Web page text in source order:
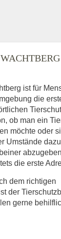
ist für
die
ob man ein
möchte oder
Umstände
die erste
dem richtigen
der
gerne